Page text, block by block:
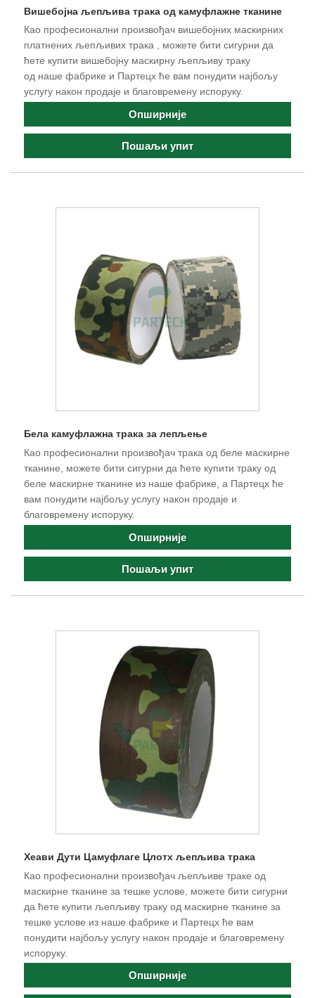
Вишебојна љепљива трака од камуфлажне тканине
Као професионални произвођач вишебојних маскирних
платнених љепљивих трака , можете бити сигурни да
ћете купити вишебојну маскирну љепљиву траку
од наше фабрике и Партецх ће вам понудити најбољу
услугу након продаје и благовремену испоруку.
Опширније
Пошаљи упит
Бела камуфлажна трака за лепљење
Као професионални произвођач трака од беле маскирне
тканине, можете бити сигурни да ћете купити траку од
беле маскирне тканине из наше фабрике, а Партецх ће
вам понудити најбољу услугу након продаје и
благовремену испоруку.
Опширније
Пошаљи упит
Хеави Дути Цамуфлаге Цлотх љепљива трака
Као професионални произвођач љепљиве траке од
маскирне тканине за тешке услове, можете бити сигурни
да ћете купити љепљиву траку од маскирне тканине за
тешке услове из наше фабрике и Партецх ће вам
понудити најбољу услугу након продаје и благовремену
испоруку.
Опширније